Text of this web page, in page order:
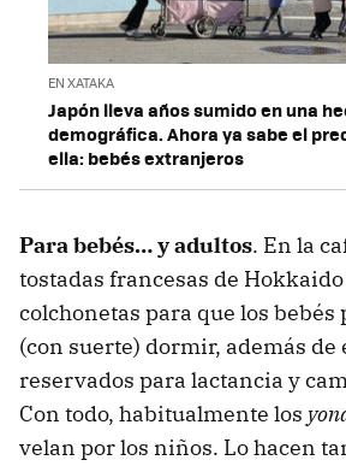
EN XATAKA
Japón lleva años sumido en una
demográfica. Ahora ya sabe el
ella: bebés extranjeros
Para bebés… y adultos. En la
tostadas francesas de
colchonetas para que los bebés
(con suerte) dormir, además de
reservados para lactancia y
Con todo, habitualmente los
velan por los niños. Lo hacen